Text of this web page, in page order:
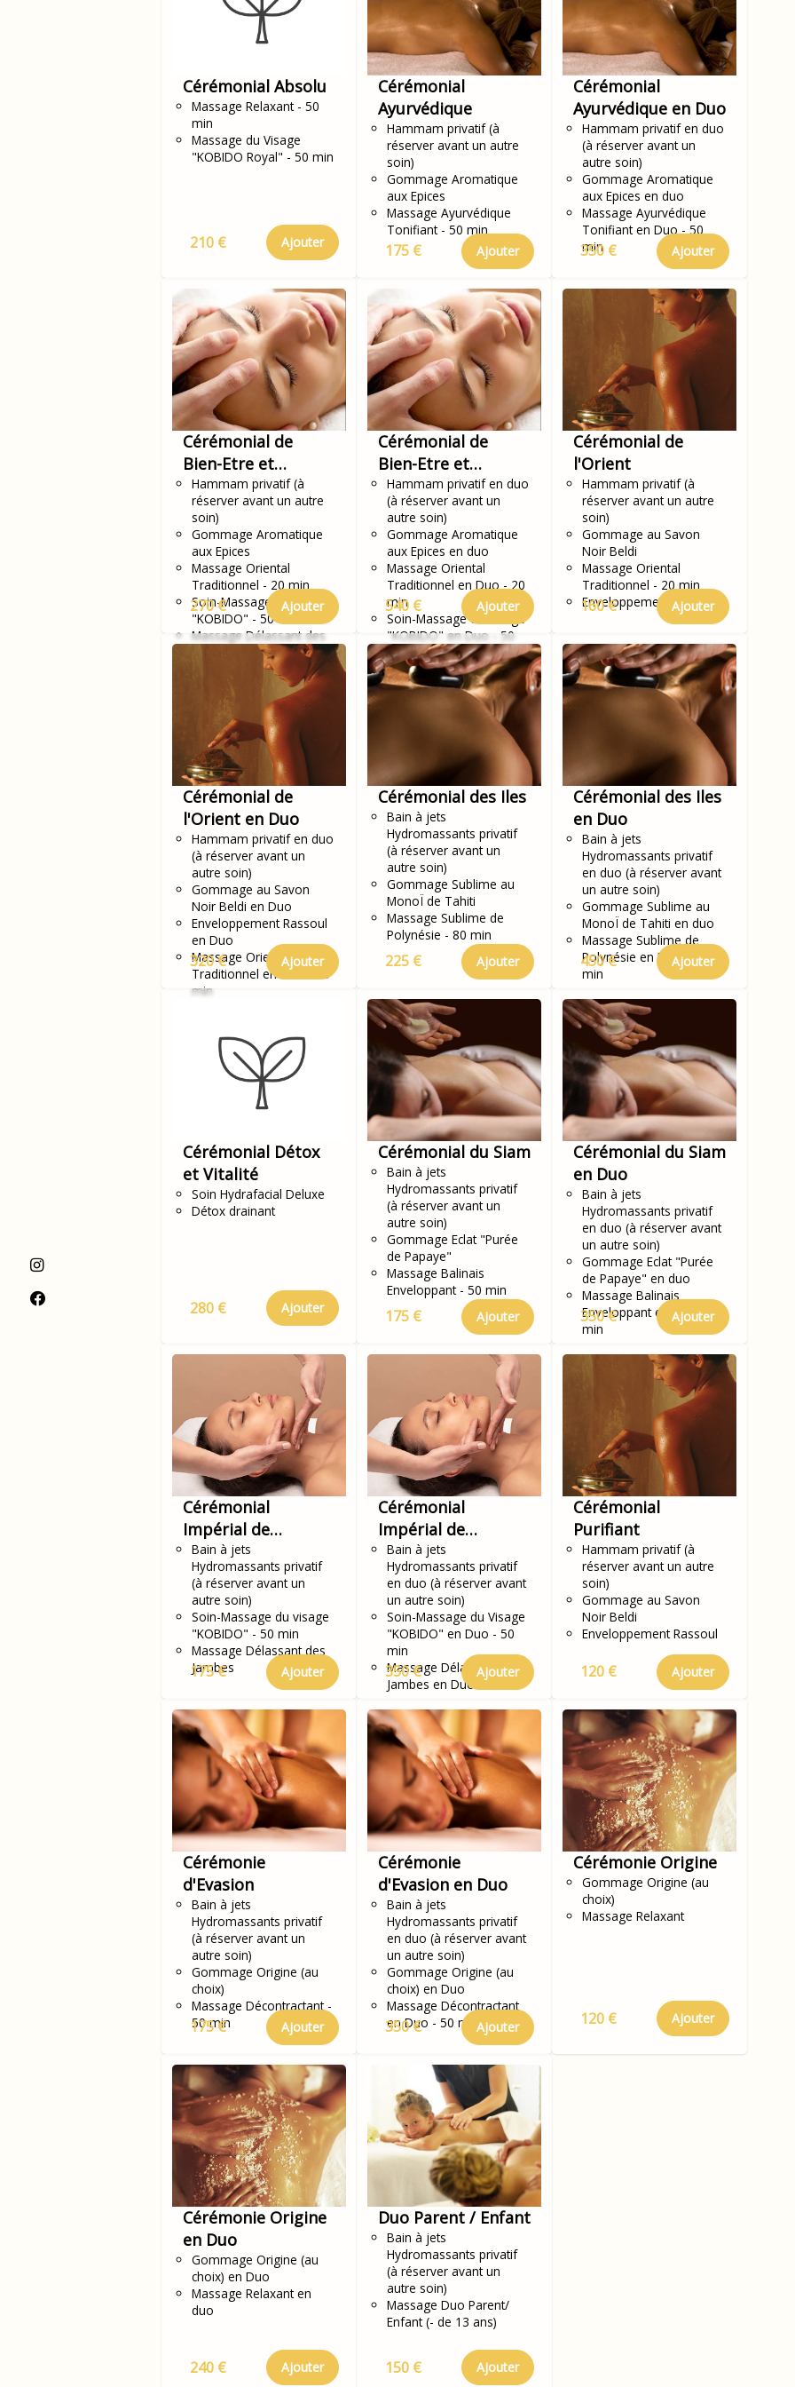
Cérémonial Absolu
Massage Relaxant - 50
min
Massage du Visage
"KOBIDO Royal" - 50 min
210 € Ajouter
Cérémonial
Ayurvédique
Hammam privatif (à
réserver avant un autre
soin)
Gommage Aromatique
aux Epices
Massage Ayurvédique
Tonifiant - 50 min
175 € Ajouter
Cérémonial
Ayurvédique en Duo
Hammam privatif en duo
(à réserver avant un
autre soin)
Gommage Aromatique
aux Epices en duo
Massage Ayurvédique
Tonifiant en Duo - 50
min
350 € Ajouter
Cérémonial de
Bien-Etre et
Sérénité
Hammam privatif (à
réserver avant un autre
soin)
Gommage Aromatique
aux Epices
Massage Oriental
Traditionnel - 20 min
Soin-Massage du visage
"KOBIDO" - 50 min
Massage Délassant des
270 € Ajouter
Cérémonial de
Bien-Etre et
Sérénité en Duo
Hammam privatif en duo
(à réserver avant un
autre soin)
Gommage Aromatique
aux Epices en duo
Massage Oriental
Traditionnel en Duo - 20
min
Soin-Massage du Visage
"KOBIDO" en Duo - 50
min
Massage Délassant des
Jambes en Duo
540 € Ajouter
Cérémonial de
l'Orient
Hammam privatif (à
réserver avant un autre
soin)
Gommage au Savon
Noir Beldi
Massage Oriental
Traditionnel - 20 min
Enveloppement Rassoul
160 € Ajouter
Cérémonial de
l'Orient en Duo
Hammam privatif en duo
(à réserver avant un
autre soin)
Gommage au Savon
Noir Beldi en Duo
Enveloppement Rassoul
en Duo
Massage Oriental
Traditionnel en Duo - 20
min
320 € Ajouter
Cérémonial des Iles
Bain à jets
Hydromassants privatif
(à réserver avant un
autre soin)
Gommage Sublime au
MonoÏ de Tahiti
Massage Sublime de
Polynésie - 80 min
225 € Ajouter
Cérémonial des Iles
en Duo
Bain à jets
Hydromassants privatif
en duo (à réserver avant
un autre soin)
Gommage Sublime au
MonoÏ de Tahiti en duo
Massage Sublime de
Polynésie en Duo - 80
min
450 € Ajouter
Cérémonial Détox
et Vitalité
Soin Hydrafacial Deluxe
Détox drainant
280 € Ajouter
Cérémonial du Siam
Bain à jets
Hydromassants privatif
(à réserver avant un
autre soin)
Gommage Eclat "Purée
de Papaye"
Massage Balinais
Enveloppant - 50 min
175 € Ajouter
Cérémonial du Siam
en Duo
Bain à jets
Hydromassants privatif
en duo (à réserver avant
un autre soin)
Gommage Eclat "Purée
de Papaye" en duo
Massage Balinais
Enveloppant en Duo - 50
min
350 € Ajouter
Cérémonial
Impérial de
jeunesse KOBIDO
Bain à jets
Hydromassants privatif
(à réserver avant un
autre soin)
Soin-Massage du visage
"KOBIDO" - 50 min
Massage Délassant des
Jambes
175 € Ajouter
Cérémonial
Impérial de
jeunesse KOBIDO
en duo
Bain à jets
Hydromassants privatif
en duo (à réserver avant
un autre soin)
Soin-Massage du Visage
"KOBIDO" en Duo - 50
min
Massage Délassant des
Jambes en Duo
350 € Ajouter
Cérémonial
Purifiant
Hammam privatif (à
réserver avant un autre
soin)
Gommage au Savon
Noir Beldi
Enveloppement Rassoul
120 € Ajouter
Cérémonie
d'Evasion
Bain à jets
Hydromassants privatif
(à réserver avant un
autre soin)
Gommage Origine (au
choix)
Massage Décontractant -
50 min
175 € Ajouter
Cérémonie
d'Evasion en Duo
Bain à jets
Hydromassants privatif
en duo (à réserver avant
un autre soin)
Gommage Origine (au
choix) en Duo
Massage Décontractant
en Duo - 50 min
350 € Ajouter
Cérémonie Origine
Gommage Origine (au
choix)
Massage Relaxant
120 € Ajouter
Cérémonie Origine
en Duo
Gommage Origine (au
choix) en Duo
Massage Relaxant en
duo
240 € Ajouter
Duo Parent / Enfant
Bain à jets
Hydromassants privatif
(à réserver avant un
autre soin)
Massage Duo Parent/
Enfant (- de 13 ans)
150 € Ajouter